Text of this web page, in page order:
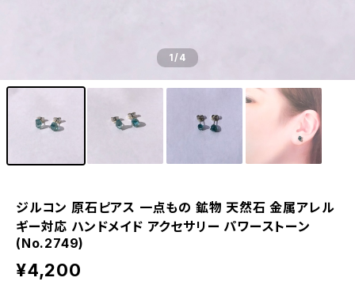
1/4
ジルコン 原石ピアス 一点もの 鉱物 天然石 金属アレル
ギー対応 ハンドメイド アクセサリー パワーストーン
(No.2749)
¥4,200